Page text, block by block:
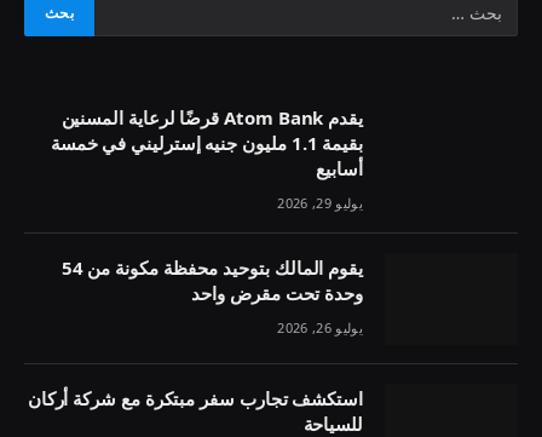
يقدم Atom Bank قرضًا لرعاية المسنين
بقيمة 1.1 مليون جنيه إسترليني في خمسة
أسابيع
يوليو 29, 2026
يقوم المالك بتوحيد محفظة مكونة من 54
وحدة تحت مقرض واحد
يوليو 26, 2026
استكشف تجارب سفر مبتكرة مع شركة أركان
للسياحة